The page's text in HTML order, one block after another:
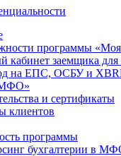
программы
кабинет заемщика для
на ЕПС, ОСБУ и
и сертификаты
клиентов
программы
бухгалтерии в